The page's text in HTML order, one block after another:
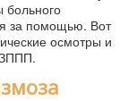
больного
за помощью. Вот
осмотры и